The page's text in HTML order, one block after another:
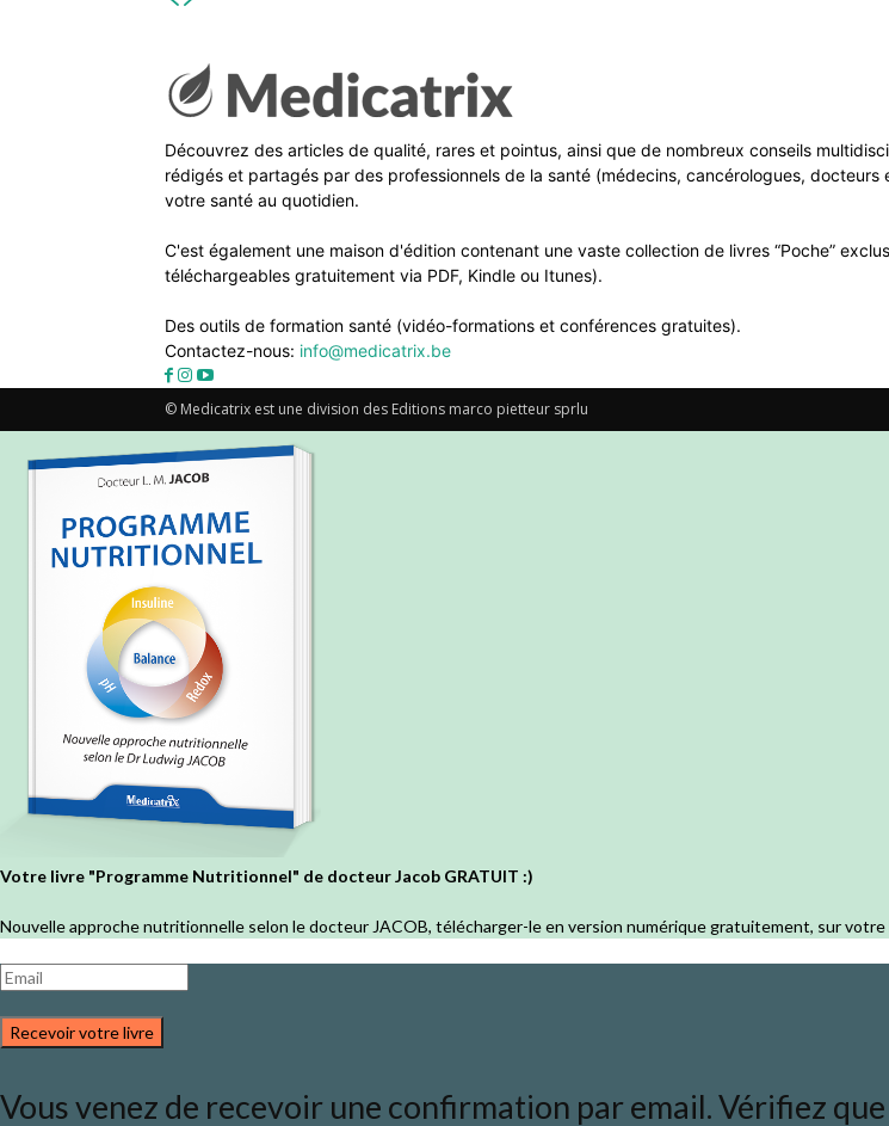
Découvrez des articles de qualité, rares et pointus, ainsi que de nombreux conseils
rédigés et partagés par des professionnels de la santé (médecins, cancérologues,
votre santé au quotidien.
C'est également une maison d'édition contenant une vaste collection de livres “Poche”
téléchargeables gratuitement via PDF, Kindle ou Itunes).
Des outils de formation santé (vidéo-formations et conférences gratuites).
Contactez-nous: info@medicatrix.be
© Medicatrix est une division des Editions marco pietteur sprlu
Votre livre "Programme Nutritionnel" de docteur Jacob GRATUIT :)
Nouvelle approche nutritionnelle selon le docteur JACOB, télécharger-le en version numérique gratuitement, sur votre
Recevoir votre livre
Vous venez de recevoir une confirmation par email. Vérifiez